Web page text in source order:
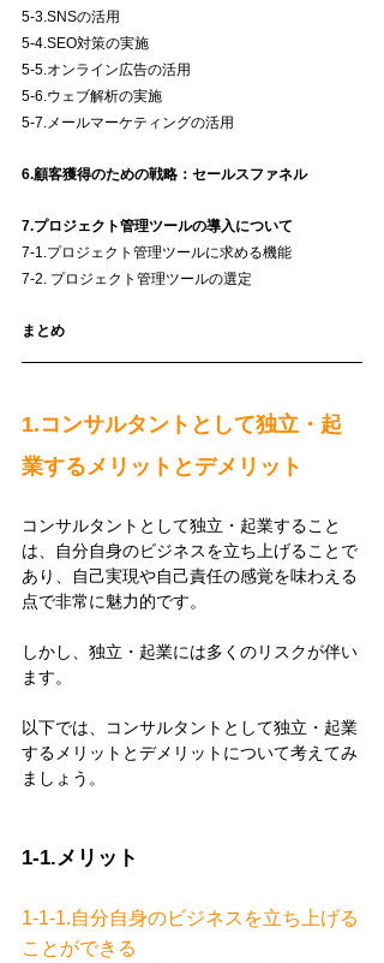
5-3.SNSの活用
5-4.SEO対策の実施
5-5.オンライン広告の活用
5-6.ウェブ解析の実施
5-7.メールマーケティングの活用
6.顧客獲得のための戦略：セールスファネル
7.プロジェクト管理ツールの導入について
7-1.プロジェクト管理ツールに求める機能
7-2. プロジェクト管理ツールの選定
まとめ
1.コンサルタントとして独立・起
業するメリットとデメリット
コンサルタントとして独立・起業すること
は、自分自身のビジネスを立ち上げることで
あり、自己実現や自己責任の感覚を味わえる
点で非常に魅力的です。
しかし、独立・起業には多くのリスクが伴い
ます。
以下では、コンサルタントとして独立・起業
するメリットとデメリットについて考えてみ
ましょう。
1-1.メリット
1-1-1.自分自身のビジネスを立ち上げる
ことができる